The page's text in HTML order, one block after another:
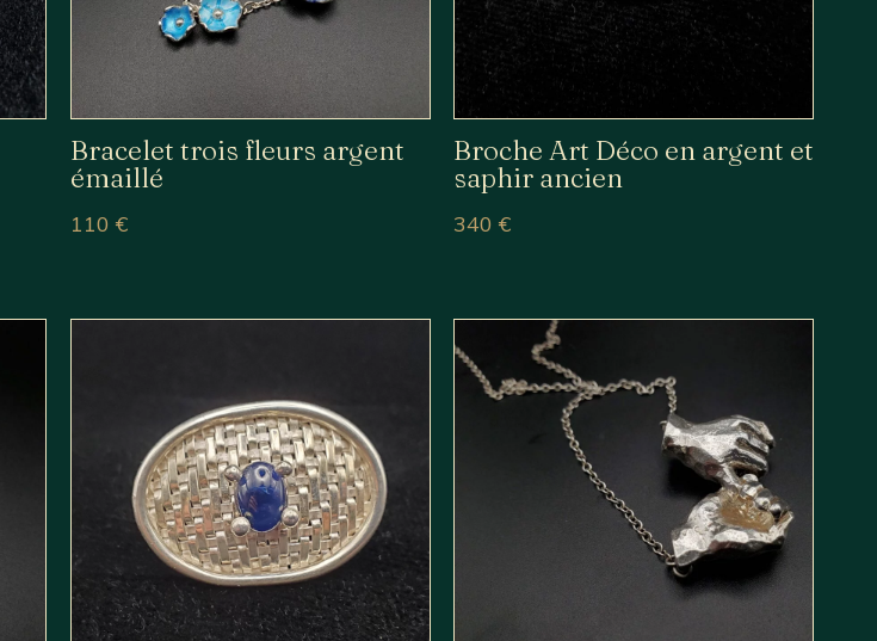
Bracelet trois fleurs argent
émaillé
110 €
Broche Art Déco en argent et
saphir ancien
340€